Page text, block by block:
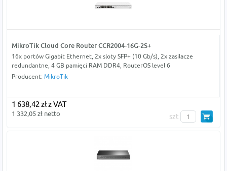
MikroTik Cloud Core Router CCR2004-16G-2S+
16x portów Gigabit Ethernet, 2x sloty SFP+ (10 Gb/s), 2x zasilacze
redundantne, 4 GB pamięci RAM DDR4, RouterOS level 6
Producent: MikroTik
1 638,42 zł z VAT
1 332,05 zł netto szt